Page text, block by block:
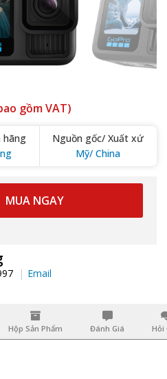
gồm VAT)
hãng
Nguồn gốc/ Xuất xứ
Mỹ/ China
MUA NGAY
Email
Hộp Sản Phẩm Đánh Giá Hỏi